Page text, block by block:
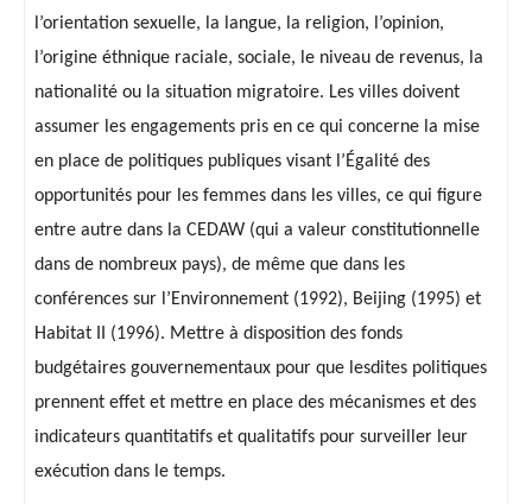
l’orientation sexuelle, la langue, la religion, l’opinion,
l’origine éthnique raciale, sociale, le niveau de revenus, la
nationalité ou la situation migratoire. Les villes doivent
assumer les engagements pris en ce qui concerne la mise
en place de politiques publiques visant l’Égalité des
opportunités pour les femmes dans les villes, ce qui figure
entre autre dans la CEDAW (qui a valeur constitutionnelle
dans de nombreux pays), de même que dans les
conférences sur l’Environnement (1992), Beijing (1995) et
Habitat II (1996). Mettre à disposition des fonds
budgétaires gouvernementaux pour que lesdites politiques
prennent effet et mettre en place des mécanismes et des
indicateurs quantitatifs et qualitatifs pour surveiller leur
exécution dans le temps.